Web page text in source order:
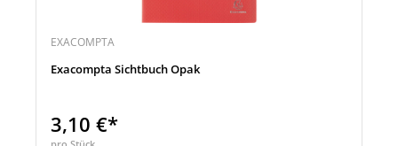
EXACOMPTA
Exacompta Sichtbuch Opak
3,10 €*